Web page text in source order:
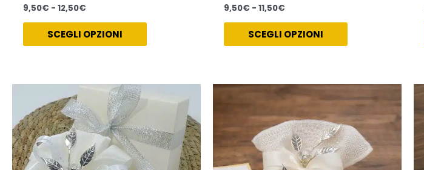
9,50€ - 12,50€
SCEGLI OPZIONI
9,50€ - 11,50€
SCEGLI OPZIONI
Fascia
prezzo:
da
16,00€
19,00€
prodotto
più
varianti.
Le
Fascia
di
da
13,50€
a
16,50€
prodotto
ha
più
varianti.
Le